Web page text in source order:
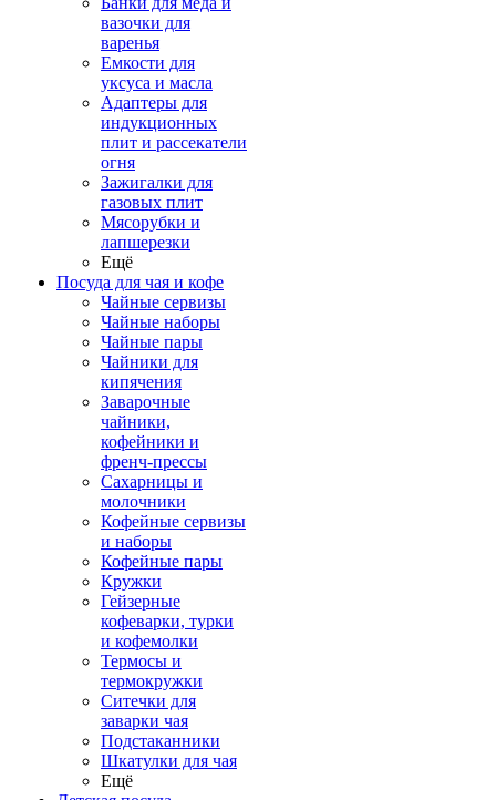
вазочки для
варенья
Емкости для
уксуса и масла
Адаптеры для
индукционных
плит и рассекатели
огня
Зажигалки для
газовых плит
Мясорубки и
лапшерезки
Ещё
Посуда для чая и кофе
Чайные сервизы
Чайные наборы
Чайные пары
Чайники для
кипячения
Заварочные
чайники,
кофейники и
френч-прессы
Сахарницы и
молочники
Кофейные сервизы
и наборы
Кофейные пары
Кружки
Гейзерные
кофеварки, турки
и кофемолки
Термосы и
термокружки
Ситечки для
заварки чая
Подстаканники
Шкатулки для чая
Ещё